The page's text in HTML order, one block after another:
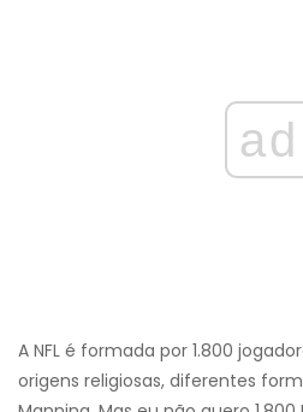
ad
A NFL é formada por 1.800
origens religiosas, diferentes